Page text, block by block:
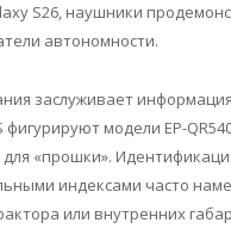
S26, наушники
автономности.
заслуживает
фигурируют модели EP-
для «прошки».
индексами часто
или внутренних